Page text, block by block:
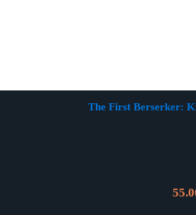
The First Berserker: